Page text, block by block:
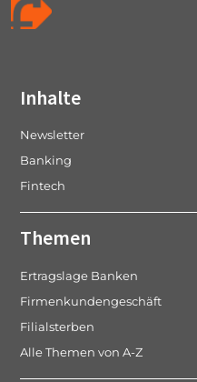
Inhalte
Newsletter
Banking
Fintech
Themen
Ertragslage Banken
Firmenkundengeschäft
Filialsterben
Alle Themen von A-Z